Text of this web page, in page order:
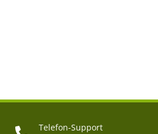
Telefon-Support